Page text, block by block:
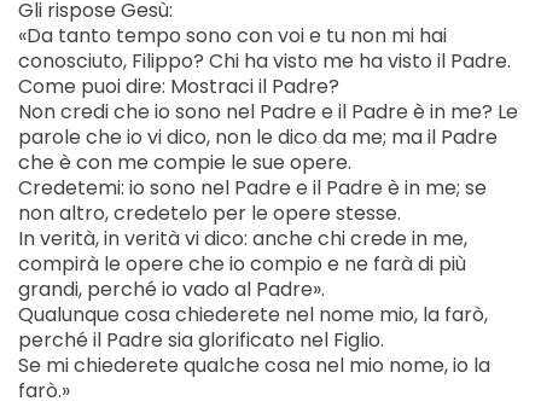
Gli rispose Gesù:
«Da tanto tempo sono con voi e tu non mi hai
conosciuto, Filippo? Chi ha visto me ha visto il Padre.
Come puoi dire: Mostraci il Padre?
Non credi che io sono nel Padre e il Padre è in me? Le
parole che io vi dico, non le dico da me; ma il Padre
che è con me compie le sue opere.
Credetemi: io sono nel Padre e il Padre è in me; se
non altro, credetelo per le opere stesse.
In verità, in verità vi dico: anche chi crede in me,
compirà le opere che io compio e ne farà di più
grandi, perché io vado al Padre».
Qualunque cosa chiederete nel nome mio, la farò,
perché il Padre sia glorificato nel Figlio.
Se mi chiederete qualche cosa nel mio nome, io la
farò.»